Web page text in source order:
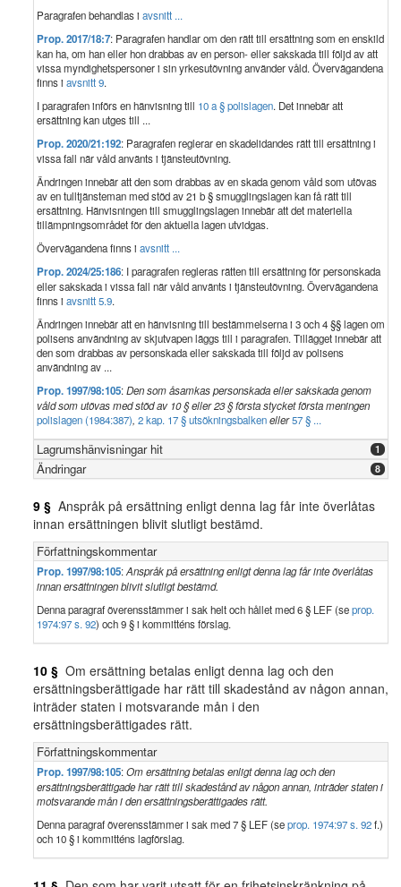
Paragrafen behandlas i avsnitt ...
Prop. 2017/18:7: Paragrafen handlar om den rätt till ersättning som en enskild
kan ha, om han eller hon drabbas av en person- eller sakskada till följd av att
vissa myndighetspersoner i sin yrkesutövning använder våld. Övervägandena
finns i avsnitt 9.
I paragrafen införs en hänvisning till 10 a § polislagen. Det innebär att
ersättning kan utges till ...
Prop. 2020/21:192: Paragrafen reglerar en skadelidandes rätt till ersättning i
vissa fall när våld använts i tjänsteutövning.
Ändringen innebär att den som drabbas av en skada genom våld som utövas
av en tulltjänsteman med stöd av 21 b § smugglingslagen kan få rätt till
ersättning. Hänvisningen till smugglingslagen innebär att det materiella
tillämpningsområdet för den aktuella lagen utvidgas.
Övervägandena finns i avsnitt ...
Prop. 2024/25:186: I paragrafen regleras rätten till ersättning för personskada
eller sakskada i vissa fall när våld använts i tjänsteutövning. Övervägandena
finns i avsnitt 5.9.
Ändringen innebär att en hänvisning till bestämmelserna i 3 och 4 §§ lagen om
polisens användning av skjutvapen läggs till i paragrafen. Tillägget innebär att
den som drabbas av personskada eller sakskada till följd av polisens
användning av ...
Prop. 1997/98:105:Den som åsamkas personskada eller sakskada genom
våld som utövas med stöd av 10 § eller 23 § första stycket första meningen
polislagen (1984:387), 2 kap. 17 § utsökningsbalkeneller57 § ...
Lagrumshänvisningar hit 1
Ändringar 8
9 § Anspråk på ersättning enligt denna lag får inte överlåtas
innan ersättningen blivit slutligt bestämd.
Författningskommentar
Prop. 1997/98:105:Anspråk på ersättning enligt denna lag får inte överlåtas
innan ersättningen blivit slutligt bestämd.
Denna paragraf överensstämmer i sak helt och hållet med 6 § LEF (seprop.
1974:97 s. 92) och 9 § i kommitténs förslag.
10 § Om ersättning betalas enligt denna lag och den
ersättningsberättigade har rätt till skadestånd av någon annan,
inträder staten i motsvarande mån i den
ersättningsberättigades rätt.
Författningskommentar
Prop. 1997/98:105:Om ersättning betalas enligt denna lag och den
ersättningsberättigade har rätt till skadestånd av någon annan, inträder staten i
motsvarande mån i den ersättningsberättigades rätt.
Denna paragraf överensstämmer i sak med 7 § LEF (seprop. 1974:97 s. 92f.)
och 10 § i kommitténs lagförslag.